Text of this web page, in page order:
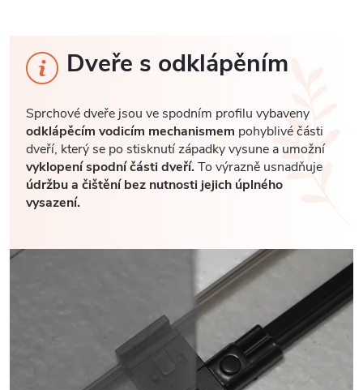
Dveře s odklápěním
Sprchové dveře jsou ve spodním profilu vybaveny
odklápěcím vodicím mechanismem pohyblivé části
dveří, který se po stisknutí západky vysune a umožní
vyklopení spodní části dveří.To výrazně usnadňuje
údržbu a čištění bez nutnosti jejich úplného
vysazení.